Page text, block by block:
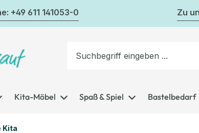
+49 611 141053-0 Zu
Kita-Möbel Spaß & Spiel Bastelbedarf
Kita